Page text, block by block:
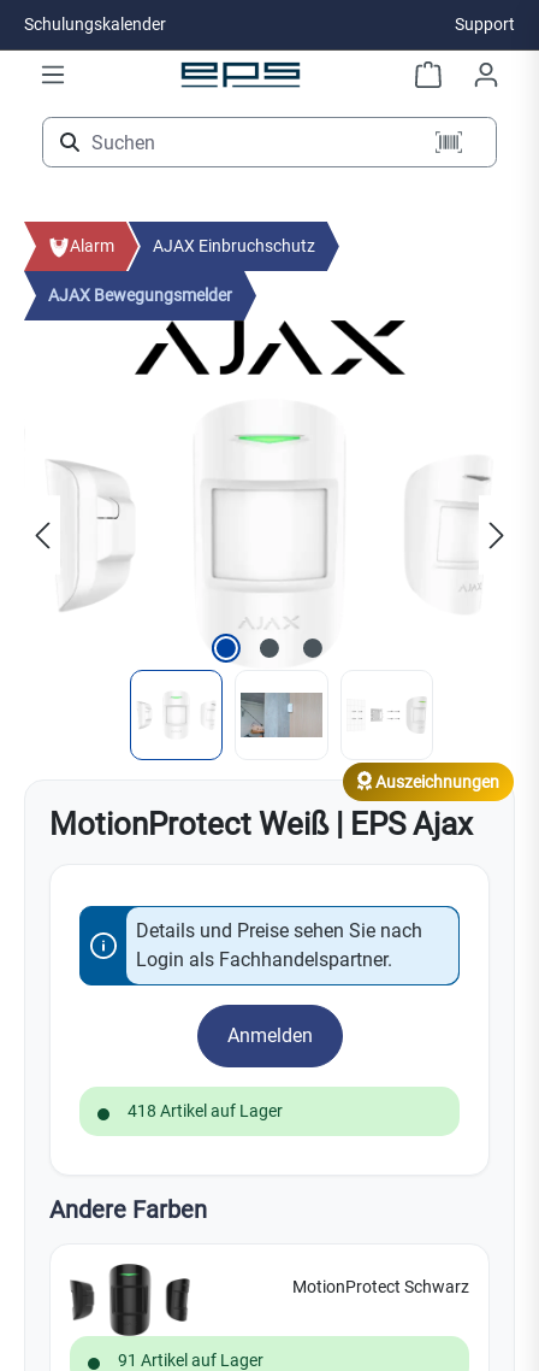
Zum Hauptinhalt springen
Schulungskalender Support
Alarm AJAX Einbruchschutz
AJAX Bewegungsmelder
MotionProtect Weiß | EPS Ajax
Auszeichnungen
Details und Preise sehen Sie nach
Login als Fachhandelspartner.
Anmelden
418 Artikel auf Lager
Andere Farben
MotionProtect Schwarz
91 Artikel auf Lager